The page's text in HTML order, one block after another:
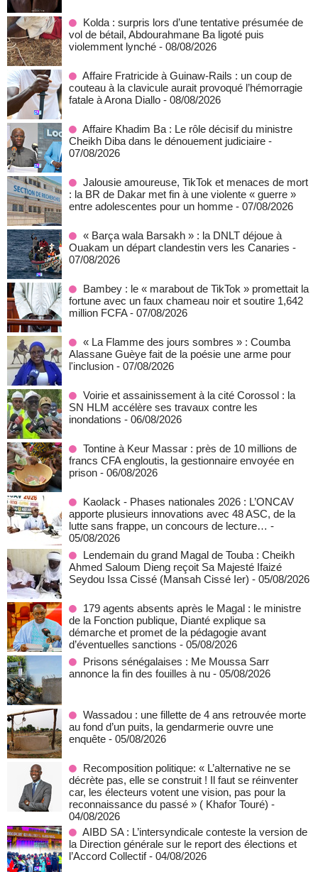
Kolda : surpris lors d’une tentative présumée de
vol de bétail, Abdourahmane Ba ligoté puis
violemment lynché - 08/08/2026
Affaire Fratricide à Guinaw-Rails : un coup de
couteau à la clavicule aurait provoqué l’hémorragie
fatale à Arona Diallo - 08/08/2026
Affaire Khadim Ba : Le rôle décisif du ministre
Cheikh Diba dans le dénouement judiciaire -
07/08/2026
Jalousie amoureuse, TikTok et menaces de mort
: la BR de Dakar met fin à une violente « guerre »
entre adolescentes pour un homme - 07/08/2026
« Barça wala Barsakh » : la DNLT déjoue à
Ouakam un départ clandestin vers les Canaries -
07/08/2026
Bambey : le « marabout de TikTok » promettait la
fortune avec un faux chameau noir et soutire 1,642
million FCFA - 07/08/2026
« La Flamme des jours sombres » : Coumba
Alassane Guèye fait de la poésie une arme pour
l'inclusion - 07/08/2026
Voirie et assainissement à la cité Corossol : la
SN HLM accélère ses travaux contre les
inondations - 06/08/2026
Tontine à Keur Massar : près de 10 millions de
francs CFA engloutis, la gestionnaire envoyée en
prison - 06/08/2026
Kaolack - Phases nationales 2026 : L’ONCAV
apporte plusieurs innovations avec 48 ASC, de la
lutte sans frappe, un concours de lecture… -
05/08/2026
Lendemain du grand Magal de Touba : Cheikh
Ahmed Saloum Dieng reçoit Sa Majesté Ifaizé
Seydou Issa Cissé (Mansah Cissé Ier) - 05/08/2026
179 agents absents après le Magal : le ministre
de la Fonction publique, Dianté explique sa
démarche et promet de la pédagogie avant
d’éventuelles sanctions - 05/08/2026
Prisons sénégalaises : Me Moussa Sarr
annonce la fin des fouilles à nu - 05/08/2026
Wassadou : une fillette de 4 ans retrouvée morte
au fond d’un puits, la gendarmerie ouvre une
enquête - 05/08/2026
Recomposition politique: « L’alternative ne se
décrète pas, elle se construit ! Il faut se réinventer
car, les électeurs votent une vision, pas pour la
reconnaissance du passé » ( Khafor Touré) -
04/08/2026
AIBD SA : L’intersyndicale conteste la version de
la Direction générale sur le report des élections et
l’Accord Collectif - 04/08/2026